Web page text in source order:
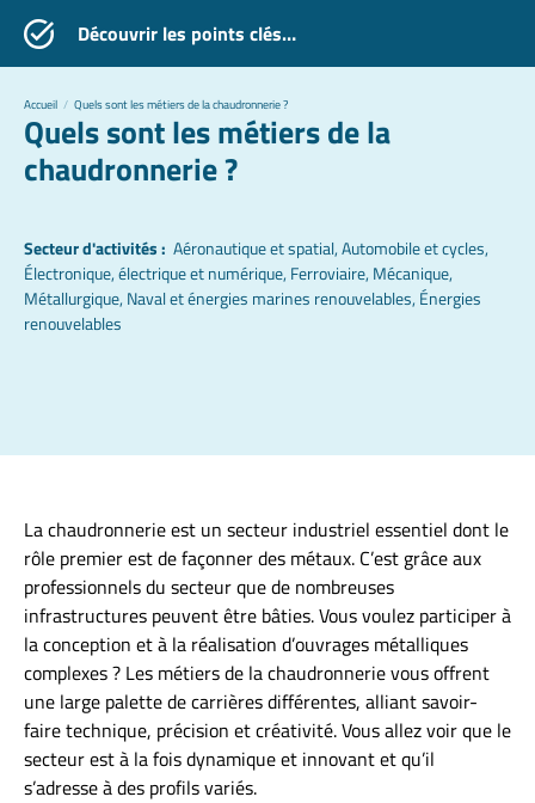
Découvrir les points clés…
Accueil / Quels sont les métiers de la chaudronnerie ?
Quels sont les métiers de la
chaudronnerie ?
Secteur d'activités : Aéronautique et spatial, Automobile et cycles,
Électronique, électrique et numérique, Ferroviaire, Mécanique,
Métallurgique, Naval et énergies marines renouvelables, Énergies
renouvelables
La chaudronnerie est un secteur industriel essentiel dont le
rôle premier est de façonner des métaux. C’est grâce aux
professionnels du secteur que de nombreuses
infrastructures peuvent être bâties. Vous voulez participer à
la conception et à la réalisation d’ouvrages métalliques
complexes ? Les métiers de la chaudronnerie vous offrent
une large palette de carrières différentes, alliant savoir-
faire technique, précision et créativité. Vous allez voir que le
secteur est à la fois dynamique et innovant et qu’il
s’adresse à des profils variés.